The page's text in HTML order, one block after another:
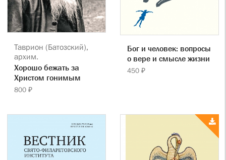
Таврион (Батозский),
архим.
Хорошо бежать за
Христом гонимым
800 ₽
Бог и человек: вопросы
о вере и смысле жизни
450 ₽